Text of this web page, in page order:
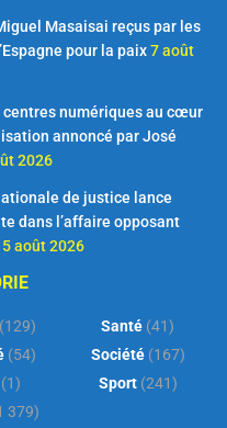
Masaisai reçus par les
pour la paix7 août
numériques au cœur
annoncé par José
2026
de justice lance
dans l’affaire opposant
5 août 2026
(129)
(54)
(1)
379)
Santé (41)
Société(167)
Sport(241)